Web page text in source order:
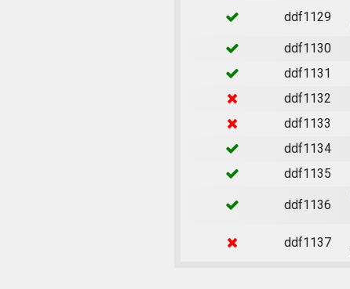
ddf1129
ddf1130
ddf1131
ddf1132
ddf1133
ddf1134
ddf1135
ddf1136
ddf1137